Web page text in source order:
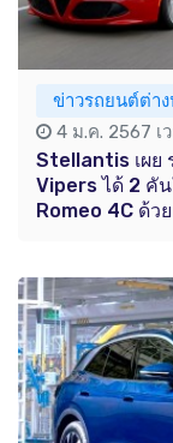
ข่าวรถยนต์ต่าง
4 ม.ค. 2567 เ
Stellantis เผย
Vipers ได้ 2 คั
Romeo 4C ด้วย